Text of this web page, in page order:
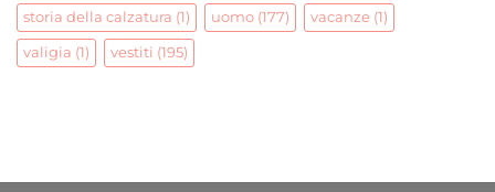
storia della calzatura (1) uomo (177) vacanze (1)
valigia (1) vestiti (195)